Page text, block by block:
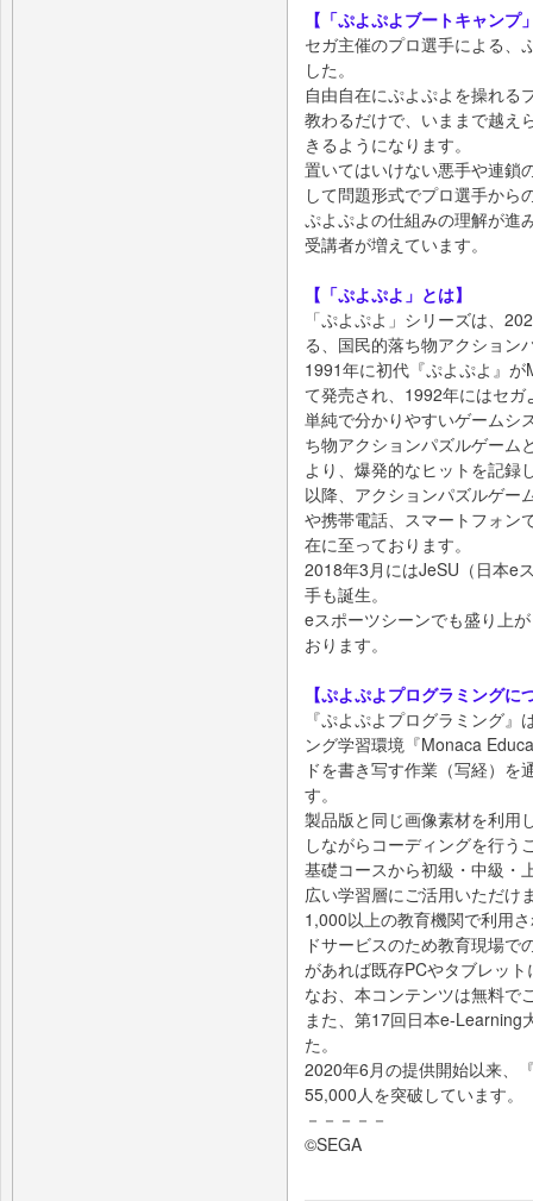
【「ぷよぷよブートキャンプ
セガ主催のプロ選手による、
した。
自由自在にぷよぷよを操れる
教わるだけで、いままで越え
きるようになります。
置いてはいけない悪手や連鎖
して問題形式でプロ選手から
ぷよぷよの仕組みの理解が進
受講者が増えています。
【「ぷよぷよ」とは】
「ぷよぷよ」シリーズは、
る、国民的落ち物アクション
1991年に初代『ぷよぷよ』
て発売され、1992年にはセ
単純で分かりやすいゲームシ
ち物アクションパズルゲーム
より、爆発的なヒットを記録
以降、アクションパズルゲー
や携帯電話、スマートフォン
在に至っております。
2018年3月にはJeSU（日本e
手も誕生。
eスポーツシーンでも盛り上
おります。
【ぷよぷよプログラミングに
『ぷよぷよプログラミング
ング学習環境『Monaca
ドを書き写す作業（写経）
す。
製品版と同じ画像素材を利用
しながらコーディングを行う
基礎コースから初級・中級・
広い学習層にご活用いただけ
1,000以上の教育機関で利用
ドサービスのため教育現場
があれば既存PCやタブレッ
なお、本コンテンツは無料で
また、第17回日本e-Learning
た。
2020年6月の提供開始以来、
55,000人を突破しています。
－－－－－
©SEGA